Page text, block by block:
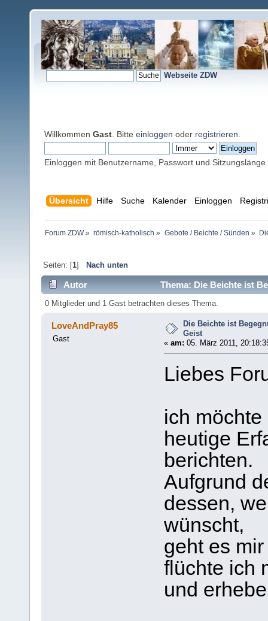
Webseite ZDW
Willkommen Gast . Bitte einloggen oder registrieren
Einloggen mit Benutzername, Passwort und Sitzungslänge
Übersicht Hilfe Suche Kalender Einloggen
Forum ZDW» römisch-katholisch » Gebote / Beichte / Sünden »
Seiten: [1] Nach unten
Autor Thema: Die Beichte ist
0 Mitglieder und 1 Gast betrachten dieses Thema.
LoveAndPray85
Gast
Die Beichte ist
Geist
« am: 05. März 2011,
Liebes
ich
heutige
berichten.
Aufgrund
dessen,
wünscht,
geht es
flüchte ich
und